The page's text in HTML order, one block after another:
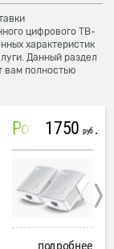
цифрового ТВ-
характеристик
Данный раздел
вам полностью
PowerLine TP-Link AV600
1750 руб
подробнее